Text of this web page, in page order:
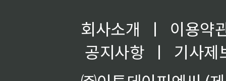
회사소개 ㅣ
이용약
공지사항
ㅣ
기사제